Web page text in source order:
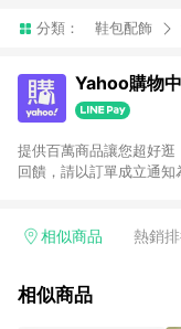
分類： 鞋包配飾
Yahoo購物
提供百萬商品讓您超好
回饋，請以訂單成立通知為準 1. 請注意以下品類商品
電玩/遊戲/相機/單眼/鏡
的購回饋活動享Yahoo超
相似商品 熱銷
相似商品